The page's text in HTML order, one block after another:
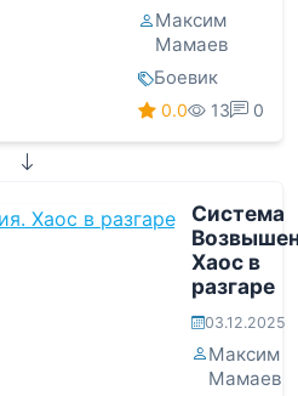
Максим
Мамаев
Боевик
0.0 13 0
Система
Хаос в
разгаре
03.12.2025
Максим
Мамаев